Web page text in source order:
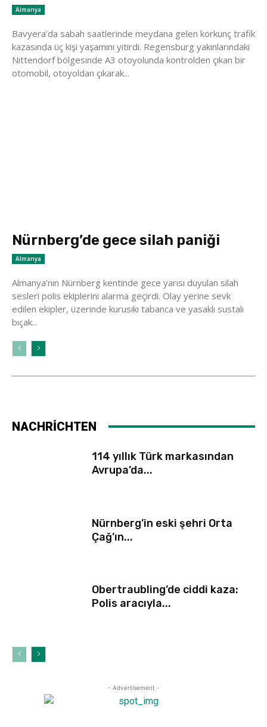
Almanya
Bavyera’da sabah saatlerinde meydana gelen korkunç trafik
kazasında üç kişi yaşamını yitirdi. Regensburg yakınlarındaki
Nittendorf bölgesinde A3 otoyolunda kontrolden çıkan bir
otomobil, otoyoldan çıkarak...
Nürnberg’de gece silah paniği
Almanya
Almanya'nın Nürnberg kentinde gece yarısı duyulan silah
sesleri polis ekiplerini alarma geçirdi. Olay yerine sevk
edilen ekipler, üzerinde kurusıkı tabanca ve yasaklı sustalı
bıçak...
NACHRİCHTEN
114 yıllık Türk markasından
Avrupa’da...
Nürnberg’in eski şehri Orta
Çağ’ın...
Obertraubling’de ciddi kaza:
Polis aracıyla...
- Advertisement -